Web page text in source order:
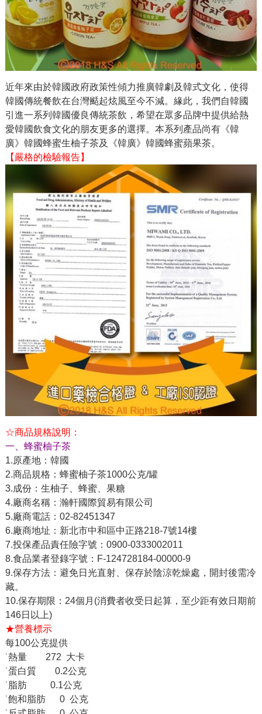
近年來由於韓國政府政策性傾力推廣韓劇及韓式文化，使得
韓國傳統餐飲在台灣颳起炫風至今不減。緣此，我們自韓國
引進一系列韓國優良傳統茶飲，希望在眾多品牌中提供給熱
愛韓國飲食文化的朋友更多的選擇。本系列產品尚有《韓
廣》韓國蜂蜜生柚子茶及《韓廣》韓國蜂蜜蘋果茶。
【嚴格的檢驗報告】
☆商品規格說明：
一、蜂蜜柚子茶
1.原產地：韓國
2.商品規格：蜂蜜柚子茶1000公克/罐
3.成份：生柚子、蜂蜜、果糖
4.廠商名稱：瀚軒國際貿易有限公司
5.廠商電話：02-82451347
6.廠商地址：新北市中和區中正路218-7號14樓
7.投保產品責任險字號：0900-0333002011
8.食品業者登錄字號：F-124728184-00000-9
9.保存方法：避免日光直射、保存於陰涼乾燥處，開封後需冷
藏。
10.保存期限：24個月(消費者收受日起算，至少距有效日期前
146日以上)
★營養標示
每100公克提供
˙熱量 272 大卡
˙蛋白質 0.2公克
˙脂肪 0.1公克
˙飽和脂肪 0 公克